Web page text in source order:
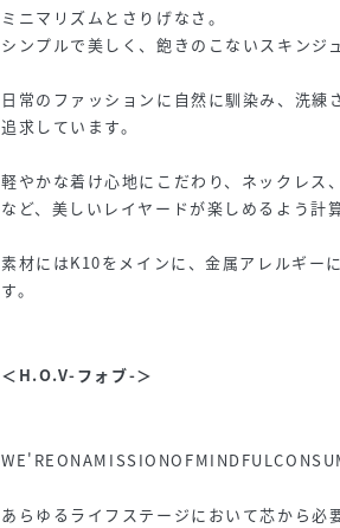
ミニマリズムとさりげなさ。
シンプルで美しく、飽きのこないスキンジ
日常のファッションに自然に馴染み、洗練
追求しています。
軽やかな着け心地にこだわり、ネックレス
など、美しいレイヤードが楽しめるよう計
素材にはK10をメインに、金属アレルギー
す。
＜H.O.V-フォブ-＞
あらゆるライフステージにおいて芯から必